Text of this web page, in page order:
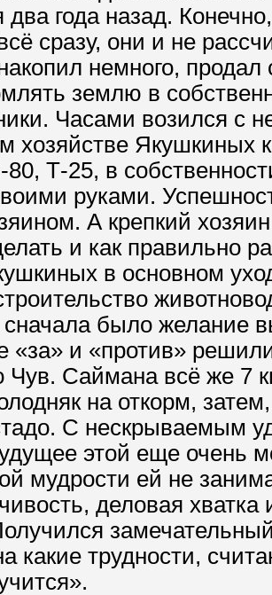
два года назад.
сразу, они и не
немного,
землю в
Часами возился с
хозяйстве Якушкиных
Т-25, в
руками.
А крепкий
и как правильно
в основном
сначала было желание
«за» и «против»
Чув. Саймана всё же 7
на откорм,
С нескрываемым
этой еще очень
мудрости ей не
деловая
какие трудности,